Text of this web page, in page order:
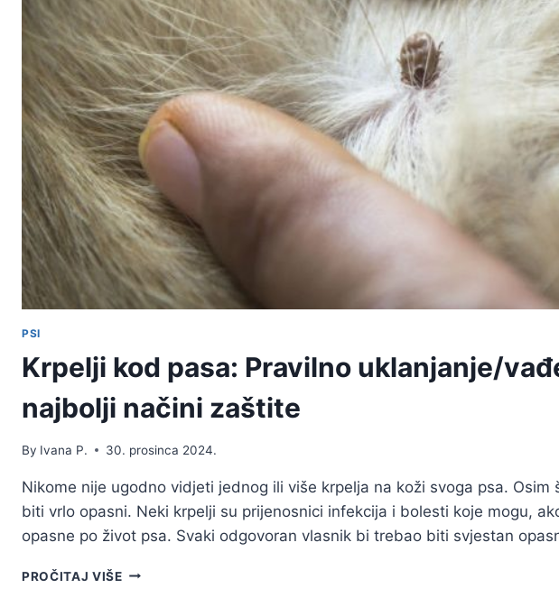
PSI
Krpelji kod pasa: Pravilno uklanjanje/
najbolji načini zaštite
By Ivana P. 30. prosinca 2024.
Nikome nije ugodno vidjeti jednog ili više krpelja na koži svoga psa. Osim
biti vrlo opasni. Neki krpelji su prijenosnici infekcija i bolesti koje mogu,
opasne po život psa. Svaki odgovoran vlasnik bi trebao biti svjestan
PROČITAJ VIŠEKRPELJI